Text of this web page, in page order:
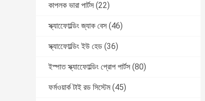
কাপলক ভারা পার্টস (22)
স্ক্যাফোোল্ডিং জ্যাক বেস (46)
স্ক্যাফোোল্ডিং ইউ হেড (36)
ইস্পাত স্ক্যাফোোল্ডিং প্রোপ পার্টস (80)
ফর্মওয়ার্ক টাই রড সিস্টেম (45)